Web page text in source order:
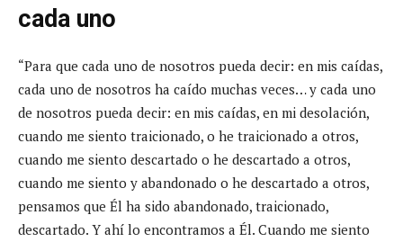
cada uno
“Para que cada uno de nosotros pueda decir: en mis caídas,
cada uno de nosotros ha caído muchas veces… y cada uno
de nosotros pueda decir: en mis caídas, en mi desolación,
cuando me siento traicionado, o he traicionado a otros,
cuando me siento descartado o he descartado a otros,
cuando me siento y abandonado o he descartado a otros,
pensamos que Él ha sido abandonado, traicionado,
descartado. Y ahí lo encontramos a Él. Cuando me siento